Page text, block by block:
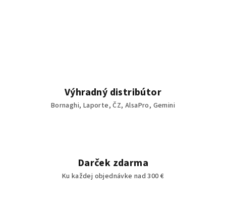
Výhradný distribútor
Bornaghi, Laporte, ČZ, AlsaPro, Gemini
Darček zdarma
Ku každej objednávke nad 300 €